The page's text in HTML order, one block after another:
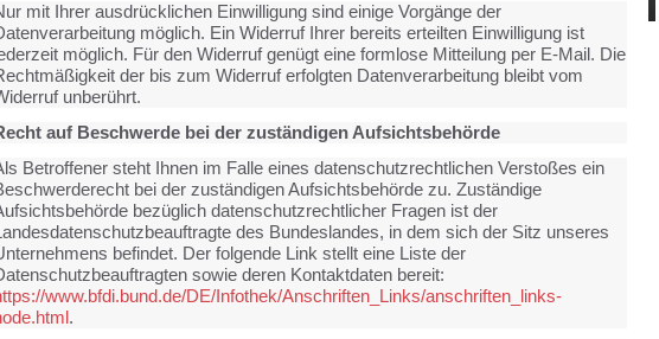
mit Ihrer ausdrücklichen Einwilligung sind einige Vorgänge der
möglich. Ein Widerruf Ihrer bereits erteilten Einwilligung ist
möglich. Für den Widerruf genügt eine formlose Mitteilung per E-Mail. Die
der bis zum Widerruf erfolgten Datenverarbeitung bleibt vom
unberührt.
auf Beschwerde bei der zuständigen Aufsichtsbehörde
Betroffener steht Ihnen im Falle eines datenschutzrechtlichen Verstoßes ein
bei der zuständigen Aufsichtsbehörde zu. Zuständige
bezüglich datenschutzrechtlicher Fragen ist der
des Bundeslandes, in dem sich der Sitz unseres
befindet. Der folgende Link stellt eine Liste der
sowie deren Kontaktdaten bereit:
www.bfdi.bund.de/DE/Infothek/Anschriften_Links/anschriften_links-
.